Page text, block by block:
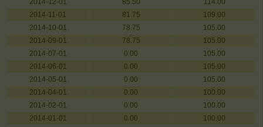
2014-12-01
85.50
114.00
2014-11-01
81.75
109.00
2014-10-01
78.75
105.00
2014-09-01
78.75
105.00
2014-07-01
0.00
105.00
2014-06-01
0.00
105.00
2014-05-01
0.00
105.00
2014-04-01
0.00
100.00
2014-02-01
0.00
100.00
2014-01-01
0.00
100.00